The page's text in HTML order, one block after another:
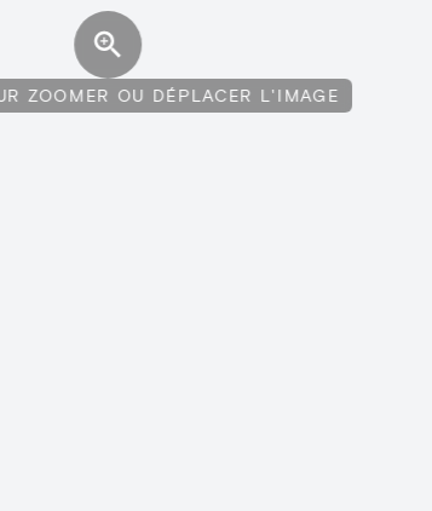
ZOOMER OU DÉPLACER L'IMAGE